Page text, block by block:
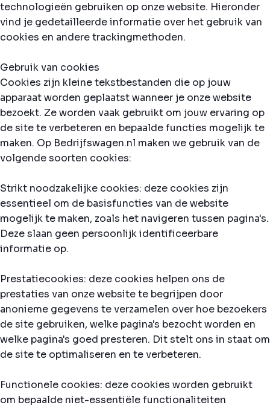
technologieën gebruiken op onze website. Hieronder
vind je gedetailleerde informatie over het gebruik van
cookies en andere trackingmethoden.
Gebruik van cookies
Cookies zijn kleine tekstbestanden die op jouw
apparaat worden geplaatst wanneer je onze website
bezoekt. Ze worden vaak gebruikt om jouw ervaring op
de site te verbeteren en bepaalde functies mogelijk te
maken. Op Bedrijfswagen.nl maken we gebruik van de
volgende soorten cookies:
Strikt noodzakelijke cookies: deze cookies zijn
essentieel om de basisfuncties van de website
mogelijk te maken, zoals het navigeren tussen pagina's.
Deze slaan geen persoonlijk identificeerbare
informatie op.
Prestatiecookies: deze cookies helpen ons de
prestaties van onze website te begrijpen door
anonieme gegevens te verzamelen over hoe bezoekers
de site gebruiken, welke pagina's bezocht worden en
welke pagina's goed presteren. Dit stelt ons in staat om
de site te optimaliseren en te verbeteren.
Functionele cookies: deze cookies worden gebruikt
om bepaalde niet-essentiële functionaliteiten